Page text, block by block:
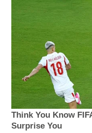
Think You Know
Surprise You